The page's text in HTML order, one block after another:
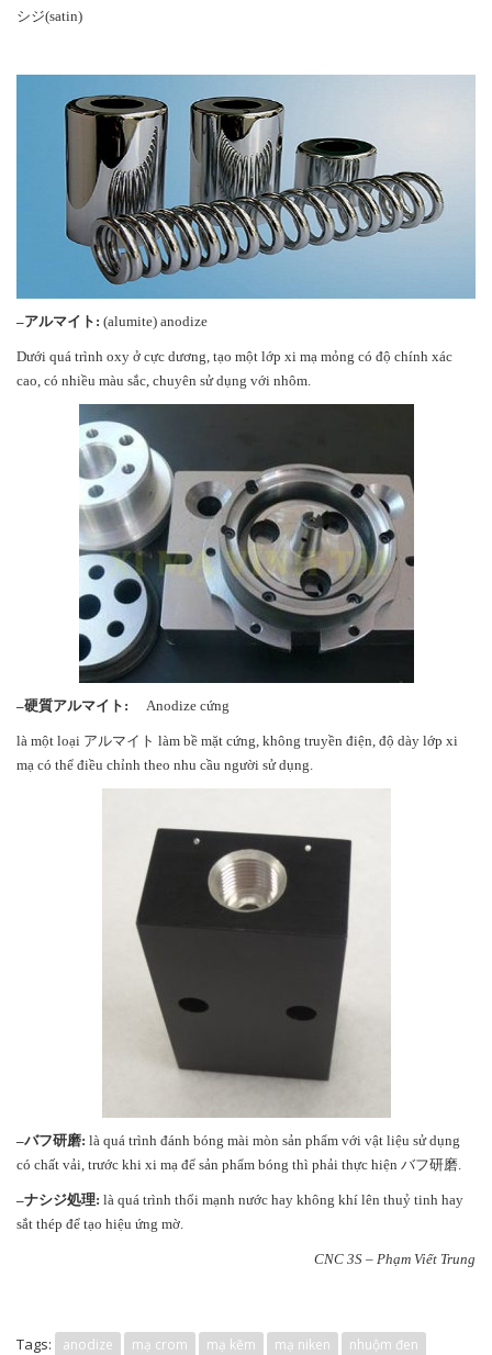
シジ(satin)
–アルマイト : (alumite) anodize
Dưới quá trình oxy ở cực dương, tạo một lớp xi mạ mỏng có độ chính xác
cao, có nhiều màu sắc, chuyên sử dụng với nhôm.
–硬質アルマイト : Anodize cứng
là một loại アルマイト làm bề mặt cứng, không truyền điện, độ dày lớp xi
mạ có thể điều chỉnh theo nhu cầu người sử dụng.
–バフ研磨: là quá trình đánh bóng mài mòn sản phẩm với vật liệu sử dụng
có chất vải, trước khi xi mạ để sản phẩm bóng thì phải thực hiện バフ研磨.
–ナシジ処理: là quá trình thổi mạnh nước hay không khí lên thuỷ tinh hay
sắt thép để tạo hiệu ứng mờ.
CNC 3S – Phạm Viết Trung
Tags: anodize mạ crom mạ kẽm mạ niken
nhuộm đen